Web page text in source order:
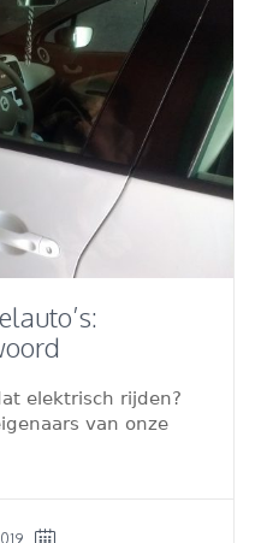
elektrisch rijden?
van onze